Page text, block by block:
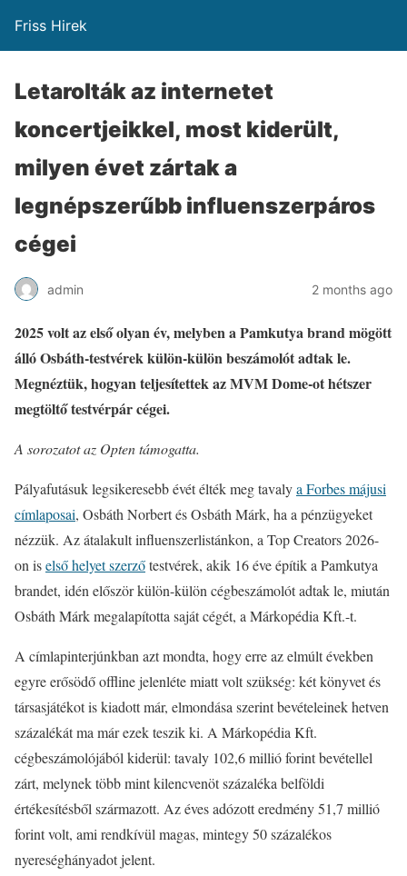
Friss Hirek
Letarolták az internetet
koncertjeikkel, most kiderült,
milyen évet zártak a
legnépszerűbb influenszerpáros
cégei
admin 2 months ago
2025 volt az első olyan év, melyben a Pamkutya brand mögött
álló Osbáth-testvérek külön-külön beszámolót adtak le.
Megnéztük, hogyan teljesítettek az MVM Dome-ot hétszer
megtöltő testvérpár cégei.
A sorozatot az Opten támogatta.
Pályafutásuk legsikeresebb évét élték meg tavalya Forbes májusi
címlaposai, Osbáth Norbert és Osbáth Márk, ha a pénzügyeket
nézzük. Az átalakult influenszerlistánkon, a Top Creators 2026-
on iselső helyet szerzőtestvérek, akik 16 éve építik a Pamkutya
brandet, idén először külön-külön cégbeszámolót adtak le, miután
Osbáth Márk megalapította saját cégét, a Márkopédia Kft.-t.
A címlapinterjúnkban azt mondta, hogy erre az elmúlt években
egyre erősödő offline jelenléte miatt volt szükség: két könyvet és
társasjátékot is kiadott már, elmondása szerint bevételeinek hetven
százalékát ma már ezek teszik ki. A Márkopédia Kft.
cégbeszámolójából kiderül: tavaly 102,6 millió forint bevétellel
zárt, melynek több mint kilencvenöt százaléka belföldi
értékesítésből származott. Az éves adózott eredmény 51,7 millió
forint volt, ami rendkívül magas, mintegy 50 százalékos
nyereséghányadot jelent.